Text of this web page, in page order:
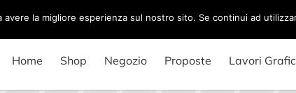
Home Shop Negozio Proposte Lavori
la migliore esperienza sul nostro sito. Se continui ad